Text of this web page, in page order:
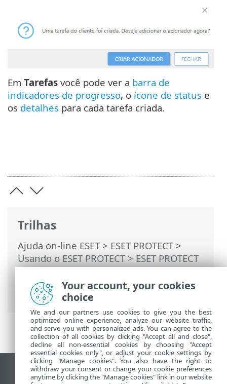
Trilhas
Ajuda on-line ESET> ESET PROTECT>
Usando o ESET PROTECT>ESET PROTECT
Menu principal>Tarefas>Tarefas de
cliente> Parar com o isolamento do
computador
Em Tarefas você pode ver a barra de
indicadores de progresso, o ícone de status e
os detalhes para cada tarefa criada.
Ver site para desktop
Your account, your cookies
choice
We and our partners use cookies to give you the best
optimized online experience, analyze our website traffic,
and serve you with personalized ads. You can agree to the
collection of all cookies by clicking "Accept all and close",
decline all non-essential cookies by choosing "Accept
essential cookies only", or adjust your cookie settings by
clicking "Manage cookies". You also have the right to
withdraw your consent or change your cookie preferences
anytime by clicking the "Manage cookies" link in our website